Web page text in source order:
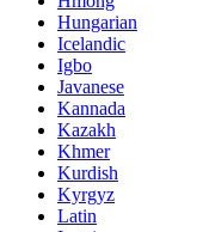
Hungarian
Icelandic
Igbo
Javanese
Kannada
Kazakh
Khmer
Kurdish
Kyrgyz
Latin